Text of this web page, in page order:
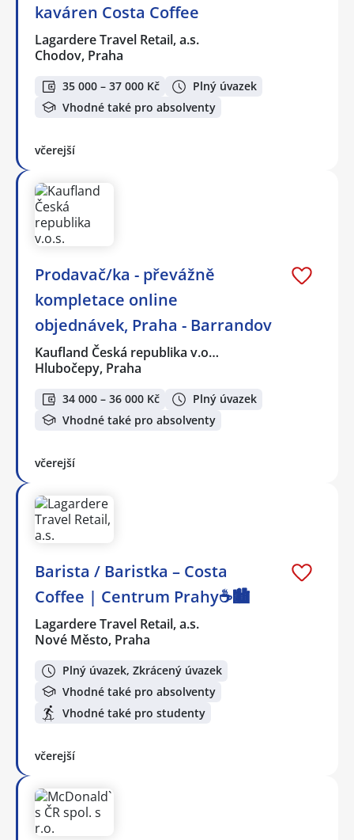
kaváren Costa Coffee
Lagardere Travel Retail, a.s.
Chodov, Praha
35 000 – 37 000 Kč
Plný úvazek
Vhodné také pro absolventy
včerejší
Prodavač/ka - převážně
kompletace online
objednávek, Praha - Barrandov
Kaufland Česká republika v.o…
Hlubočepy, Praha
34 000 – 36 000 Kč
Plný úvazek
Vhodné také pro absolventy
včerejší
Barista / Baristka – Costa
Coffee | Centrum Prahy☕️🏙️
Lagardere Travel Retail, a.s.
Nové Město, Praha
Plný úvazek, Zkrácený úvazek
Vhodné také pro absolventy
Vhodné také pro studenty
včerejší